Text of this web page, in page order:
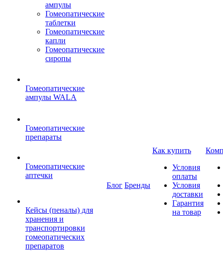
ампулы
Гомеопатические
таблетки
Гомеопатические
капли
Гомеопатические
сиропы
Гомеопатические
ампулы WALA
Гомеопатические
препараты
Гомеопатические
аптечки
Кейсы (пеналы) для
хранения и
транспортировки
гомеопатических
препаратов
Блог Бренды
Как купить
Условия
оплаты
Условия
доставки
Гарантия
на товар